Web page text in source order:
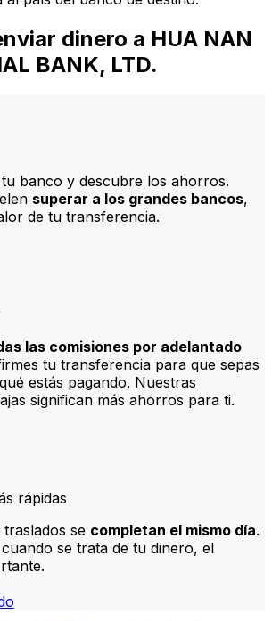
dinero a HUA NAN
BANK, LTD.
banco y descubre los ahorros.
superar a los grandes bancos,
de tu transferencia.
las comisiones por adelantado
tu transferencia para que sepas
estás pagando. Nuestras
significan más ahorros para ti.
rápidas
se completan el mismo día.
se trata de tu dinero, el